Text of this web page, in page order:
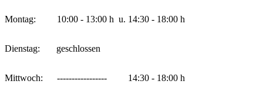
Montag: 10:00 - 13:00 h u. 14:30 - 18:00 h
Dienstag: geschlossen
Mittwoch: ----------------- 14:30 - 18:00 h